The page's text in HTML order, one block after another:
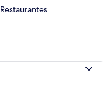
Restaurantes